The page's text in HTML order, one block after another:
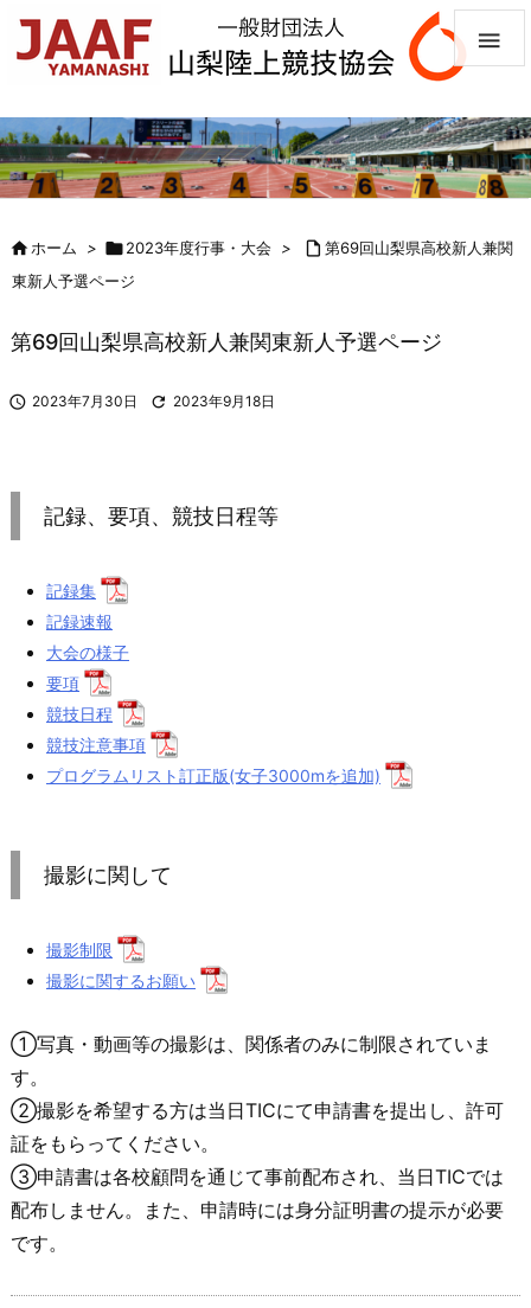

ホーム > 2023年度行事・大会 >  第69回山梨県高校新人兼関
東新人予選ページ
第69回山梨県高校新人兼関東新人予選ページ
 2023年7月30日  2023年9月18日
記録、要項、競技日程等
記録集
記録速報
大会の様子
要項
競技日程
競技注意事項
プログラムリスト訂正版(女子3000mを追加)
撮影に関して
撮影制限
撮影に関するお願い
①写真・動画等の撮影は、関係者のみに制限されていま
す。
②撮影を希望する方は当日TICにて申請書を提出し、許可
証をもらってください。
③申請書は各校顧問を通じて事前配布され、当日TICでは
配布しません。また、申請時には身分証明書の提示が必要
です。